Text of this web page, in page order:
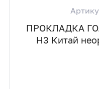
ПРОКЛАДКА
H3 Китай